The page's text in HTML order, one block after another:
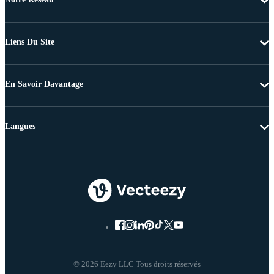
Liens Du Site
En Savoir Davantage
© 2026 Eezy LLC Tous droits réservés
Langues